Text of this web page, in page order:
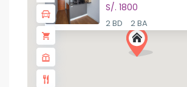
S/. 1800
2 BD 2 BA